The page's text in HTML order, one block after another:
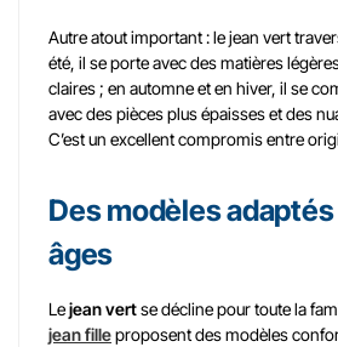
Autre atout important : le jean vert
été, il se porte avec des matières
claires ; en automne et en hiver, il se
avec des pièces plus épaisses et des
C’est un excellent compromis entre
Des modèles
âges
Lejean vertse décline pour toute la
jean filleproposent des modèles